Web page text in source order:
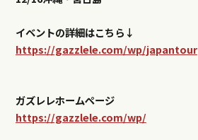
イベントの詳細はこちら↓
https://gazzlele.com/wp/japantour
ガズレレホームページ
https://gazzlele.com/wp/